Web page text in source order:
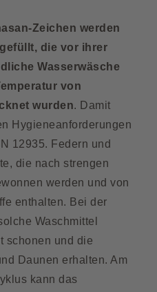
Zeichen werden
die vor ihrer
Wasserwäsche
von
wurden. Damit
Hygieneanforderungen
12935. Federn und
die nach strengen
werden und von
enthalten. Bei der
Waschmittel
schonen und die
Daunen erhalten. Am
kann das